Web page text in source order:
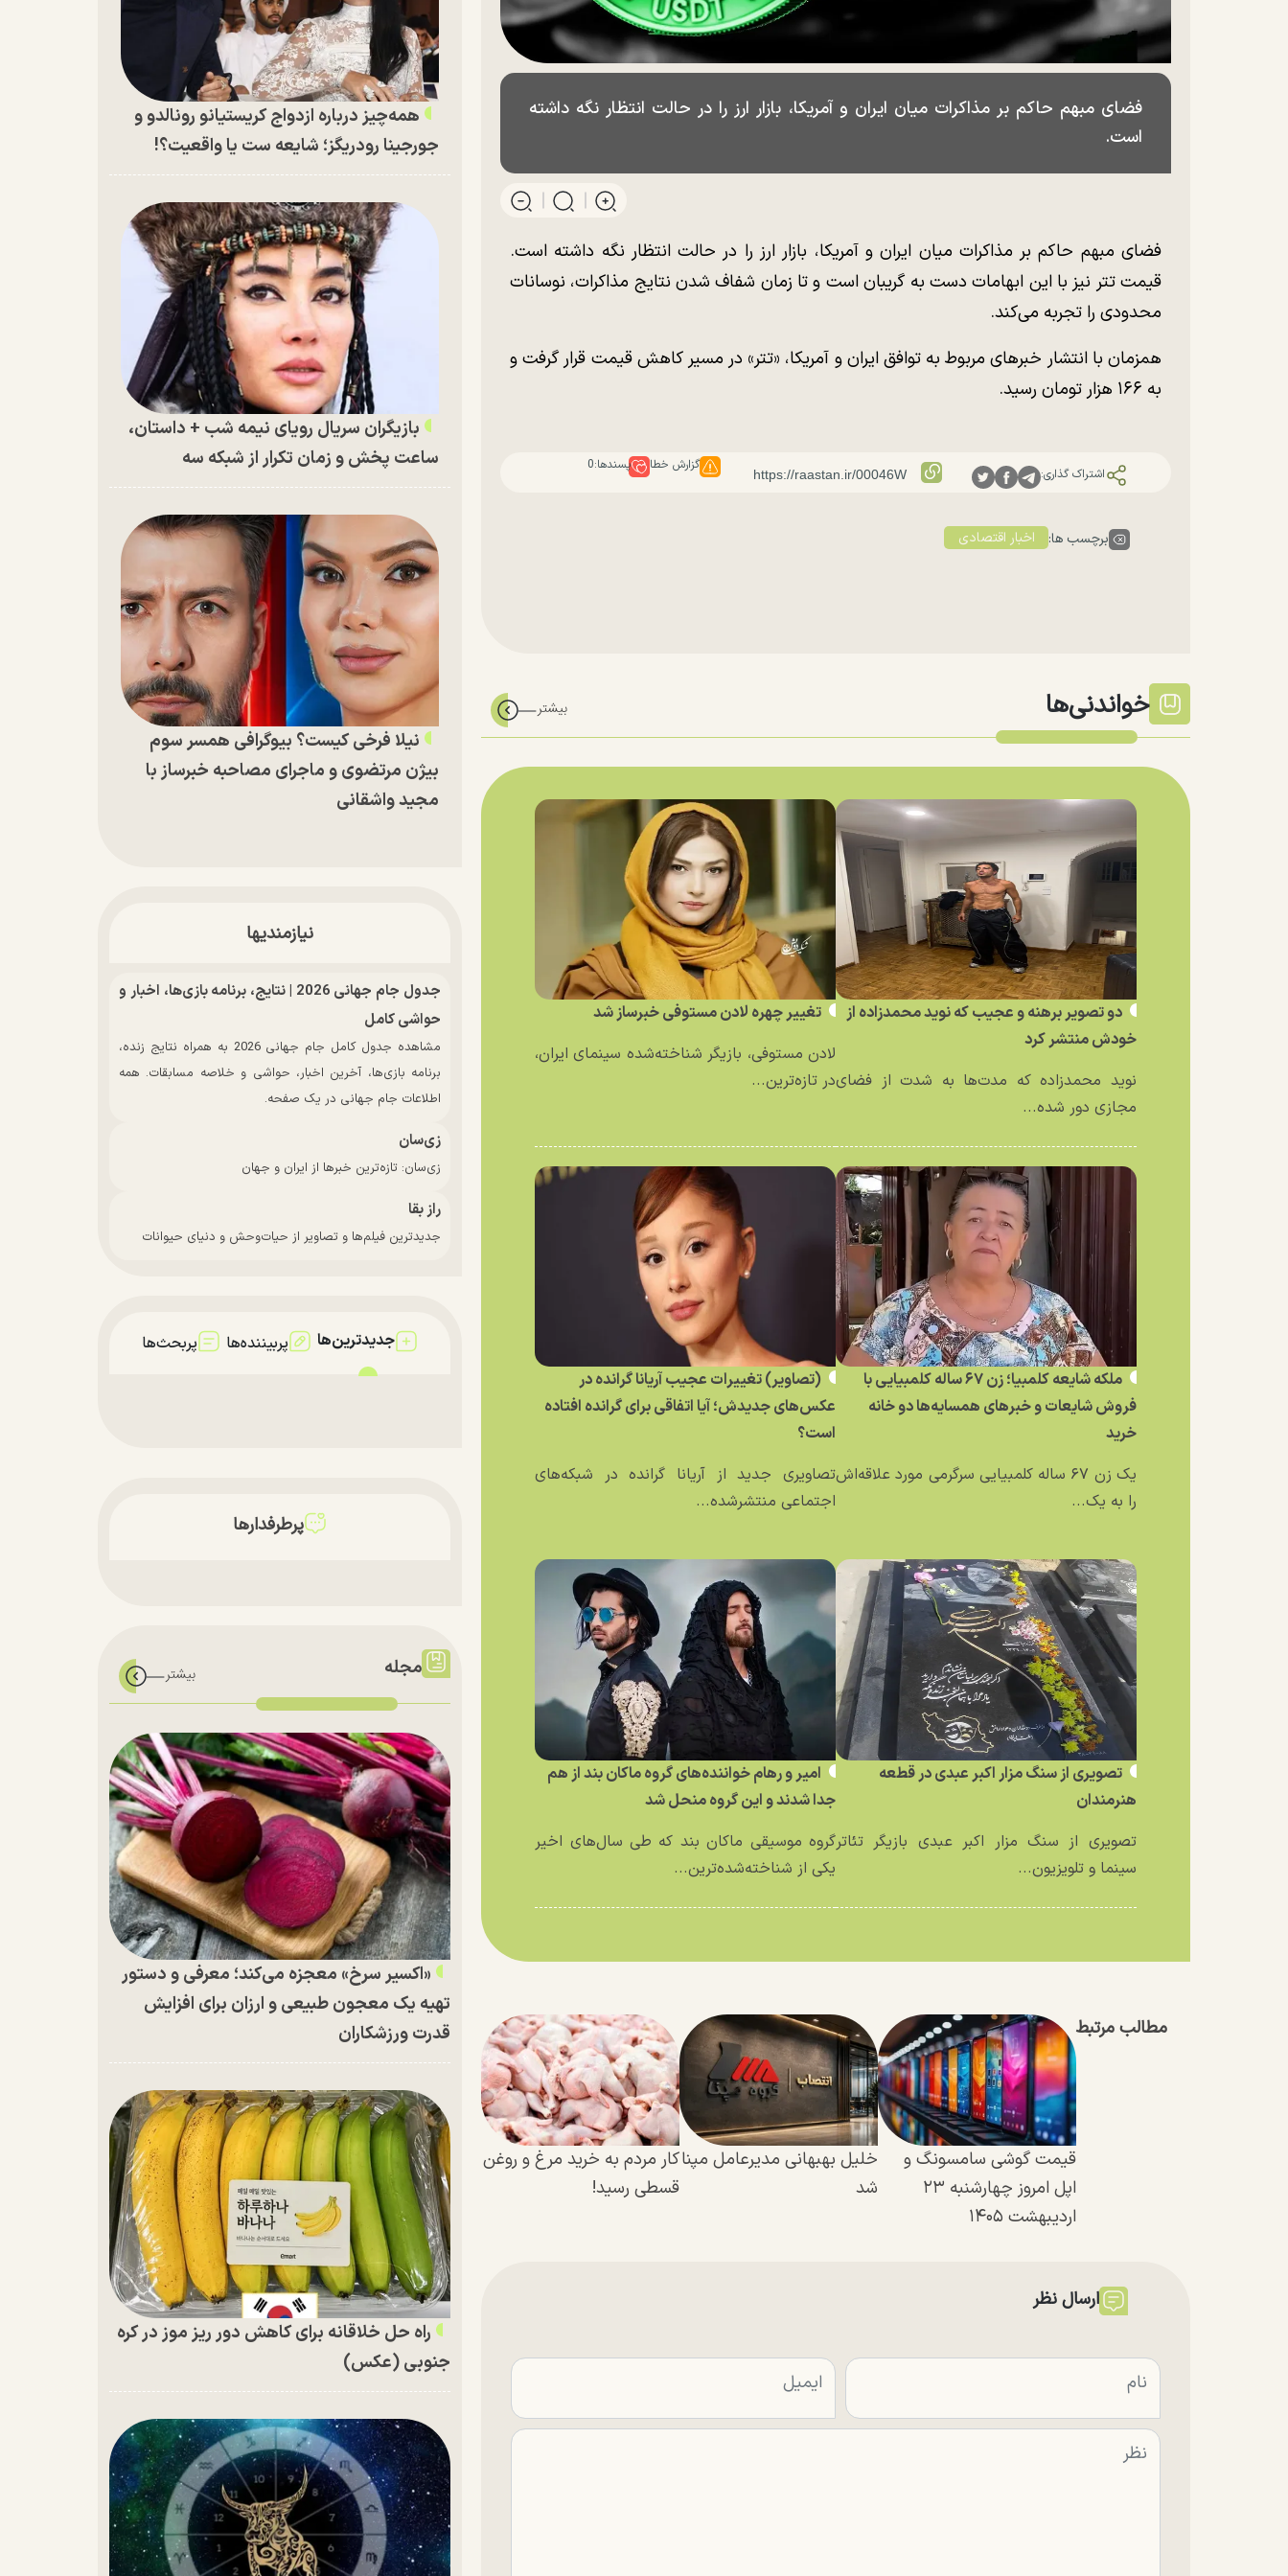
فضای مبهم حاکم بر مذاکرات میان ایران و آمریکا، بازار ارز را در حالت انتظار نگه داشته
است.
فضای مبهم حاکم بر مذاکرات میان ایران و آمریکا، بازار ارز را در حالت انتظار نگه داشته است.
قیمت تتر نیز با این ابهامات دست به گریبان است و تا زمان شفاف شدن نتایج مذاکرات، نوسانات
محدودی را تجربه می‌کند.
همزمان با انتشار خبر‌های مربوط به توافق ایران و آمریکا، «تتر» در مسیر کاهش قیمت قرار گرفت و
به ۱۶۶ هزار تومان رسید.
اشتراک گذاری:
گزارش خطا پسندها:0
برچسب ها: اخبار اقتصادی
خواندنی‌ها
دو تصویر برهنه و عجیب که نوید محمدزاده از
خودش منتشر کرد
نوید محمدزاده که مدت‌ها به شدت از فضای
مجازی دور شده...
تغییر چهره لادن مستوفی خبرساز شد
لادن مستوفی، بازیگر شناخته‌شده سینمای ایران،
در تازه‌ترین...
ملکه شایعه کلمبیا؛ زن ۶۷ ساله کلمبیایی با
فروش شایعات و خبر‌های همسایه‌ها دو خانه
خرید
یک زن ۶۷ ساله کلمبیایی سرگرمی مورد علاقه‌اش
را به یک...
(تصاویر) تغییرات عجیب آریانا گرانده در
عکس‌های جدیدش؛ آیا اتفاقی برای گرانده افتاده
است؟
تصاویری جدید از آریانا گرانده در شبکه‌های
اجتماعی منتشرشده...
تصویری از سنگ مزار اکبر عبدی در قطعه
هنرمندان
تصویری از سنگ مزار اکبر عبدی بازیگر تئاتر
سینما و تلویزیون...
امیر و رهام خواننده‌های گروه ماکان بند از هم
جدا شدند و این گروه منحل شد
گروه موسیقی ماکان بند که طی سال‌های اخیر
یکی از شناخته‌شده‌ترین...
مطالب مرتبط
قیمت گوشی سامسونگ و
اپل امروز چهارشنبه ۲۳
اردیبهشت ۱۴۰۵
خلیل بهبهانی مدیرعامل مپنا
شد
کار مردم به خرید مرغ و روغن
قسطی رسید!
ارسال نظر
همه‌چیز درباره ازدواج کریستیانو رونالدو و
جورجینا رودریگز؛ شایعه ست یا واقعیت؟!
بازیگران سریال رویای نیمه شب + داستان،
ساعت پخش و زمان تکرار از شبکه سه
نیلا فرخی کیست؟ بیوگرافی همسر سوم
بیژن مرتضوی و ماجرای مصاحبه خبرساز با
مجید واشقانی
نیازمندیها
جدول جام جهانی 2026 | نتایج، برنامه بازی‌ها، اخبار و
حواشی کامل
مشاهده جدول کامل جام جهانی 2026 به همراه نتایج زنده،
برنامه بازی‌ها، آخرین اخبار، حواشی و خلاصه مسابقات. همه
اطلاعات جام جهانی در یک صفحه.
زی‌سان
زی‌سان: تازه‌ترین خبرها از ایران و جهان
راز بقا
جدیدترین فیلم‌ها و تصاویر از حیات‌وحش و دنیای حیوانات
جدیدترین‌ها پربیننده‌ها پربحث‌ها
پرطرفدارها
مجله
«اکسیر سرخ» معجزه می‌کند؛ معرفی و دستور
تهیه یک معجون طبیعی و ارزان برای افزایش
قدرت ورزشکاران
راه حل خلاقانه برای کاهش دور ریز موز در کره
جنوبی (عکس)